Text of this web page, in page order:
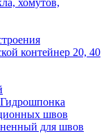
хомутов,
контейнер 20, 40
швов
для швов